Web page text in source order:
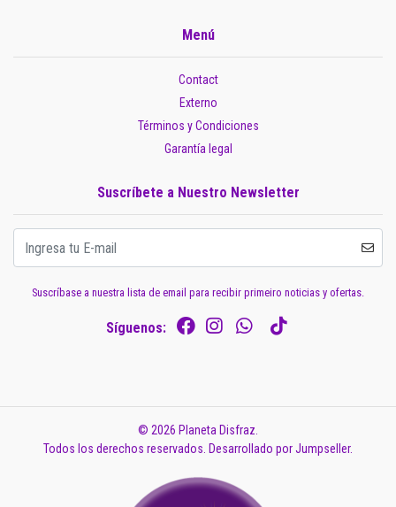
Menú
Contact
Externo
Términos y Condiciones
Garantía legal
Suscríbete a Nuestro Newsletter
Suscríbase a nuestra lista de email para recibir primeiro noticias y ofertas.
Síguenos:
© 2026 Planeta Disfraz.
Todos los derechos reservados. Desarrollado por Jumpseller.